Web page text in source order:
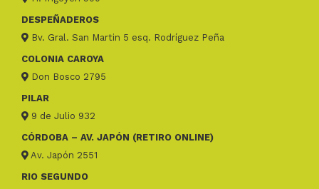
DESPEÑADEROS
Bv. Gral. San Martin 5 esq. Rodríguez Peña
COLONIA CAROYA
Don Bosco 2795
PILAR
9 de Julio 932
CÓRDOBA – AV. JAPÓN (RETIRO ONLINE)
Av. Japón 2551
RIO SEGUNDO